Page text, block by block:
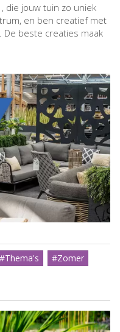
, die jouw tuin zo uniek
en ben creatief met
De beste creaties maak
#Thema's
#Zomer